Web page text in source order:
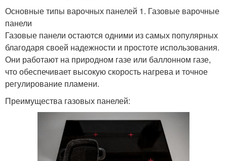
Основные типы варочных панелей 1. Газовые варочные
панели
Газовые панели остаются одними из самых популярных
благодаря своей надежности и простоте использования.
Они работают на природном газе или баллонном газе,
что обеспечивает высокую скорость нагрева и точное
регулирование пламени.
Преимущества газовых панелей: